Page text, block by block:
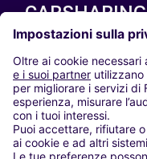
CARSHARING
LE NOSTRE CITTÀ
Paris
Madrid
Washington DC
Milano
Roma
Torino
Vienna